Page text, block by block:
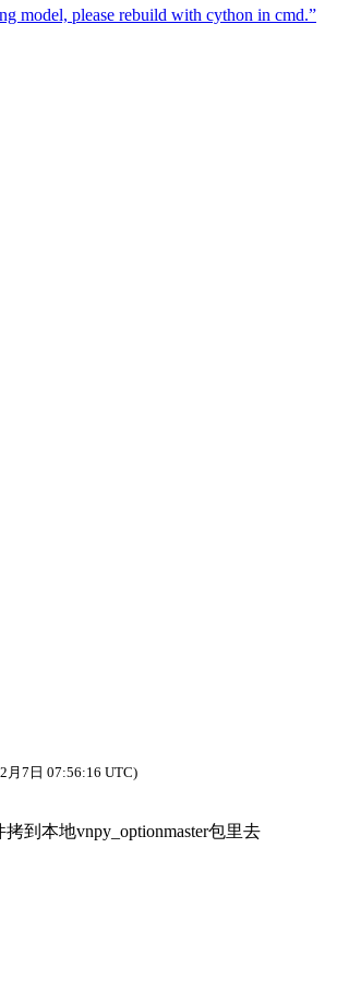
model, please rebuild with cython in cmd.”
月7日 07:56:16 UTC)
到本地vnpy_optionmaster包里去